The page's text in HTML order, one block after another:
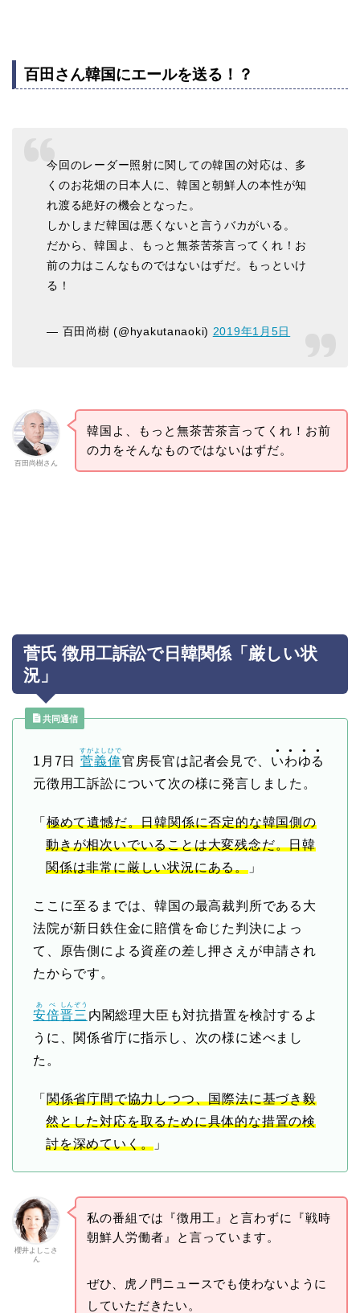
百田さん韓国にエールを送る！？
今回のレーダー照射に関しての韓国の対応は、多
くのお花畑の日本人に、韓国と朝鮮人の本性が知
れ渡る絶好の機会となった。
しかしまだ韓国は悪くないと言うバカがいる。
だから、韓国よ、もっと無茶苦茶言ってくれ！お
前の力はこんなものではないはずだ。もっといけ
る！
— 百田尚樹 (@hyakutanaoki) 2019年1月5日
百田尚樹さん
韓国よ、もっと無茶苦茶言ってくれ！お前
の力をそんなものではないはずだ。
菅氏 徴用工訴訟で日韓関係「厳しい状
況」
共同通信
1月7日 菅
すが
義偉
よしひで
官房長官は記者会見で、 い
●
わ
●
ゆ
●
る
●
元徴用工訴訟について次の様に発言しました。
「 極めて遺憾だ。日韓関係に否定的な韓国側の
動きが相次いでいることは大変残念だ。日韓
関係は非常に厳しい状況にある。 」
ここに至るまでは、韓国の最高裁判所である大
法院が新日鉄住金に賠償を命じた判決によっ
て、原告側による資産の差し押さえが申請され
たからです。
安倍
あべ
晋三
しんぞう
内閣総理大臣も対抗措置を検討するよ
うに、関係省庁に指示し、次の様に述べまし
た。
「 関係省庁間で協力しつつ、国際法に基づき毅
然とした対応を取るために具体的な措置の検
討を深めていく。 」
櫻井よしこさ
ん
私の番組では『徴用工』と言わずに『戦時
朝鮮人労働者』と言っています。
ぜひ、虎ノ門ニュースでも使わないように
していただきたい。